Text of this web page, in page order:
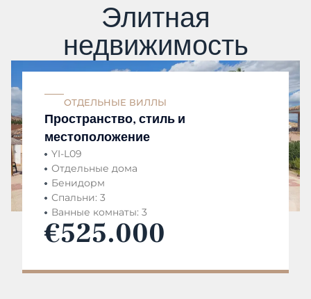
Элитная
недвижимость
ОТДЕЛЬНЫЕ ВИЛЛЫ
Пространство, стиль и
местоположение
YI-L09
Отдельные дома
Бенидорм
Спальни: 3
Ванные комнаты: 3
€525.000